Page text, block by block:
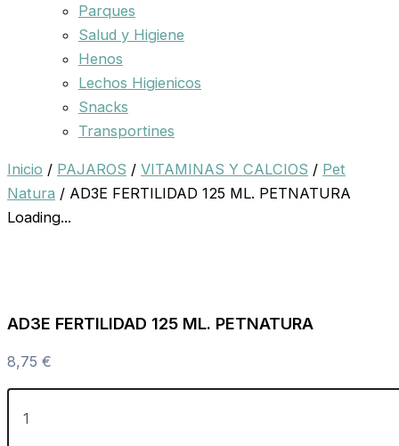
Parques
Salud y Higiene
Henos
Lechos Higienicos
Snacks
Transportines
Inicio / PAJAROS / VITAMINAS Y CALCIOS / Pet
Natura / AD3E FERTILIDAD 125 ML. PETNATURA
Loading...
AD3E FERTILIDAD 125 ML. PETNATURA
8,75 €